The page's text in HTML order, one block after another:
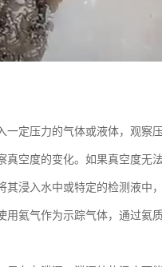
定压力的气体或液体，观察
空度的变化。如果真空度无
浸入水中或特定的检测液中
氦气作为示踪气体，通过氦